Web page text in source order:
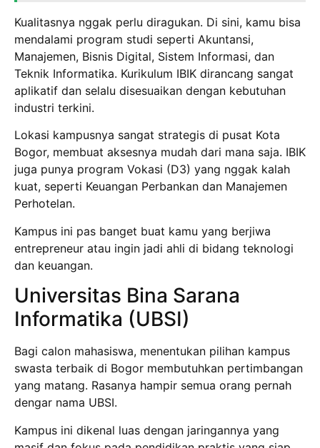
Kualitasnya nggak perlu diragukan. Di sini, kamu bisa
mendalami program studi seperti Akuntansi,
Manajemen, Bisnis Digital, Sistem Informasi, dan
Teknik Informatika. Kurikulum IBIK dirancang sangat
aplikatif dan selalu disesuaikan dengan kebutuhan
industri terkini.
Lokasi kampusnya sangat strategis di pusat Kota
Bogor, membuat aksesnya mudah dari mana saja. IBIK
juga punya program Vokasi (D3) yang nggak kalah
kuat, seperti Keuangan Perbankan dan Manajemen
Perhotelan.
Kampus ini pas banget buat kamu yang berjiwa
entrepreneur atau ingin jadi ahli di bidang teknologi
dan keuangan.
Universitas Bina Sarana
Informatika (UBSI)
Bagi calon mahasiswa, menentukan pilihan kampus
swasta terbaik di Bogor membutuhkan pertimbangan
yang matang. Rasanya hampir semua orang pernah
dengar nama UBSI.
Kampus ini dikenal luas dengan jaringannya yang